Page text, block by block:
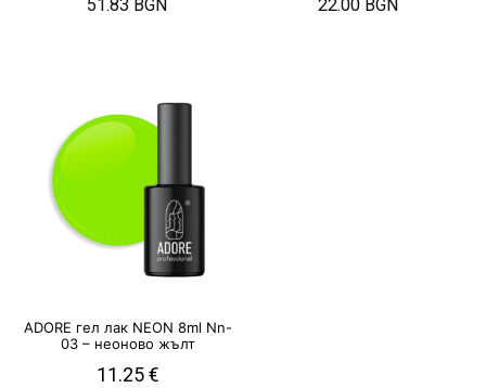
51.83 BGN 22.00 BGN
ADORE гел лак NEON 8ml Nn-
03 – неоново жълт
11.25€